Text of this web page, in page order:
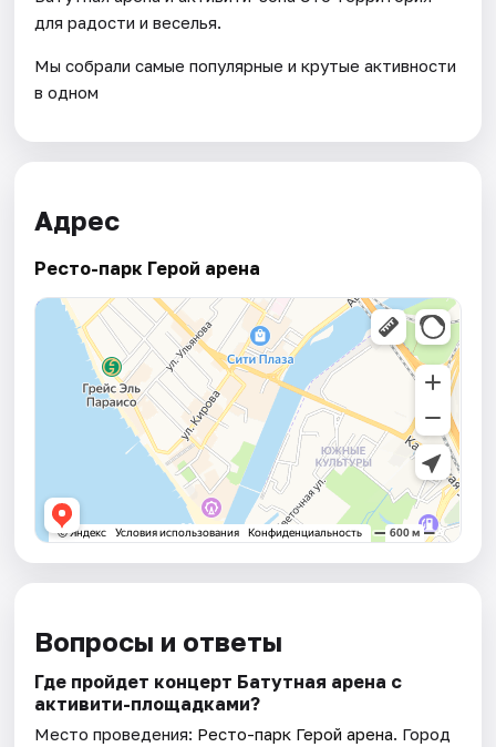
для радости и веселья.
Мы собрали самые популярные и крутые активности
в одном
Адрес
Ресто-парк Герой арена
Вопросы и ответы
Где пройдет концерт Батутная арена с
активити-площадками?
Место проведения: Ресто-парк Герой арена. Город